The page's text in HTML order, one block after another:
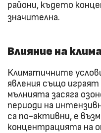
райони, където
значителна.
Влияние на
Климатичните
явления също играят
мълнията засяга
периоди на
са по-активни, е
концентрацията на